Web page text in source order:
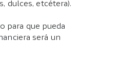
dulces, etcétera).
para que pueda
será un